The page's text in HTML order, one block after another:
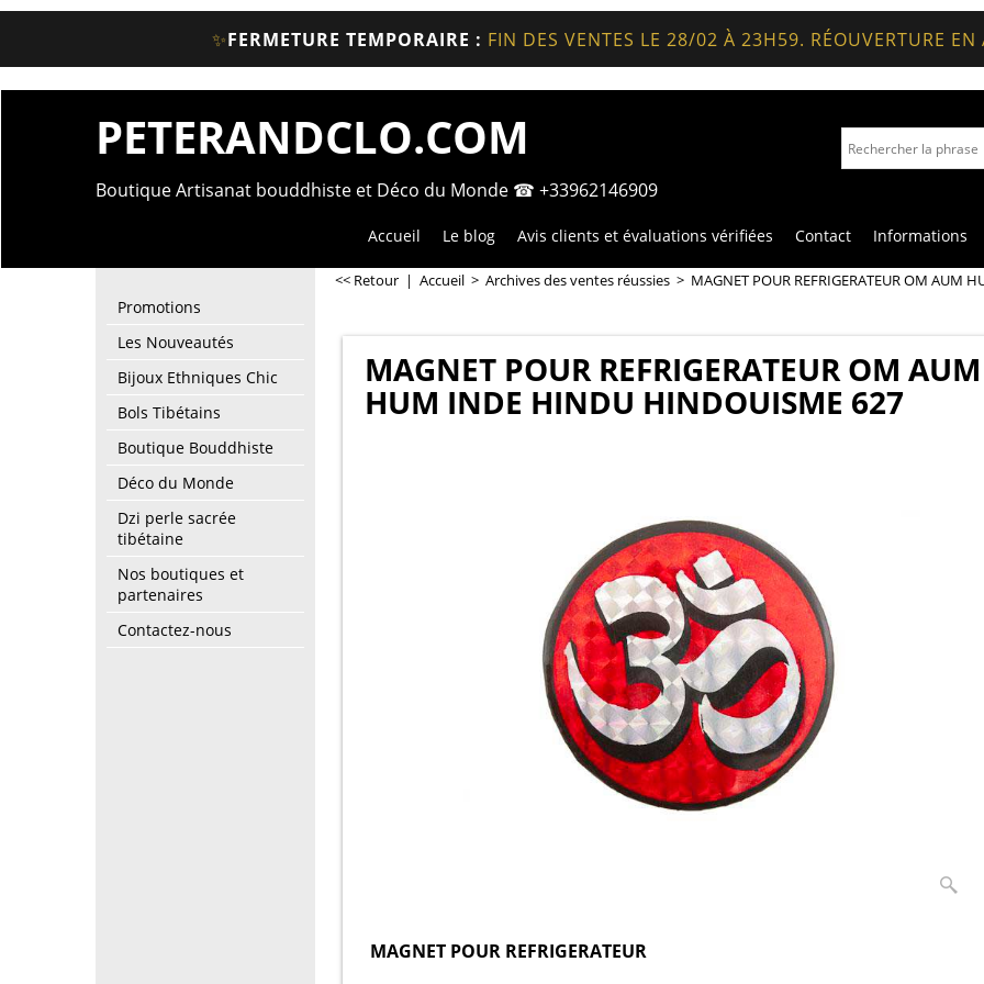
✨FERMETURE TEMPORAIRE : FIN DES VENTES LE 28/02 À 23H59. RÉOUVERTURE
PETERANDCLO.COM
Boutique Artisanat bouddhiste et Déco du Monde ☎ +33962146909
Accueil Le blog Avis clients et évaluations vérifiées Contact Informations
Promotions
Les Nouveautés
Bijoux Ethniques Chic
Bols Tibétains
Boutique Bouddhiste
Déco du Monde
Dzi perle sacrée
tibétaine
Nos boutiques et
partenaires
Contactez-nous
<< Retour | Accueil > Archives des ventes réussies > MAGNET POUR REFRIGERATEUR OM AUM
MAGNET POUR REFRIGERATEUR OM AUM
HUM INDE HINDU HINDOUISME 627
MAGNET POUR REFRIGERATEUR